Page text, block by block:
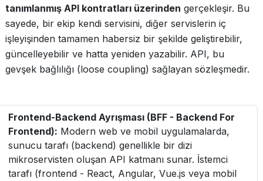
tanımlanmış API kontratları üzerinden gerçekleşir. Bu
sayede, bir ekip kendi servisini, diğer servislerin iç
işleyişinden tamamen habersiz bir şekilde geliştirebilir,
güncelleyebilir ve hatta yeniden yazabilir. API, bu
gevşek bağlılığı (loose coupling) sağlayan sözleşmedir.
Frontend-Backend Ayrışması (BFF - Backend For
Frontend): Modern web ve mobil uygulamalarda,
sunucu tarafı (backend) genellikle bir dizi
mikroservisten oluşan API katmanı sunar. İstemci
tarafı (frontend - React, Angular, Vue.js veya mobil